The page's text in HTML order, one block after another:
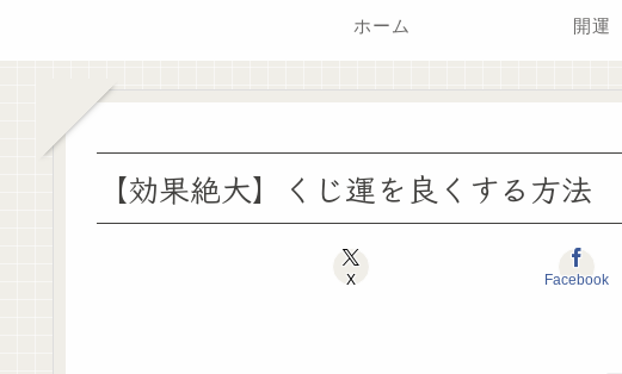
ホーム 開運
【効果絶大】くじ運を良くする方法
X Facebook